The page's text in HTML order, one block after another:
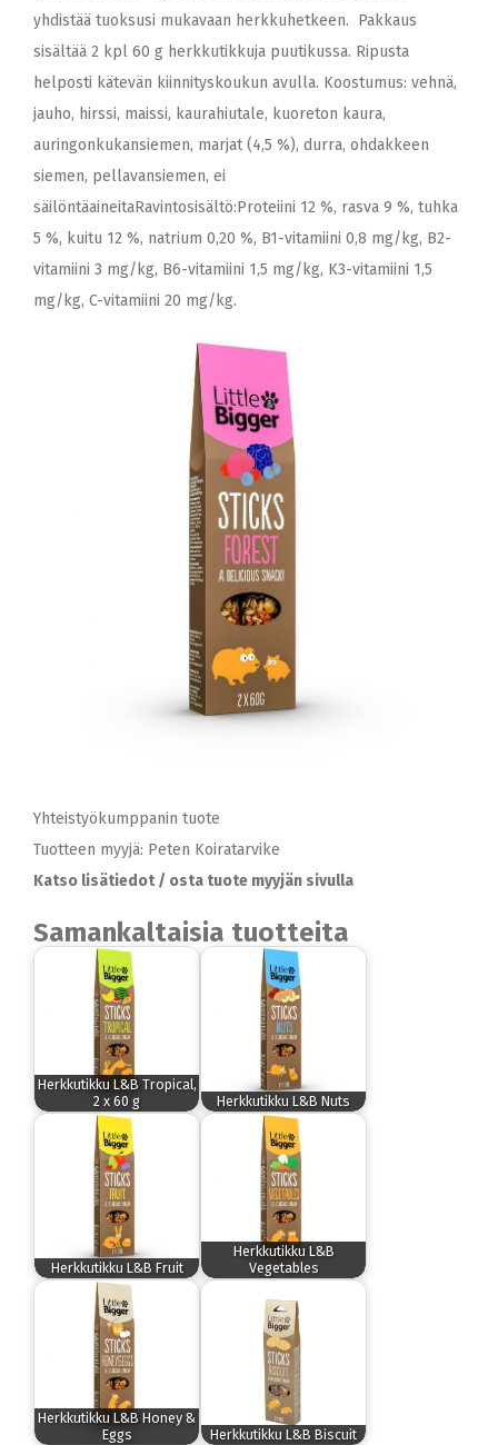
yhdistää tuoksusi mukavaan herkkuhetkeen. Pakkaus
sisältää 2 kpl 60 g herkkutikkuja puutikussa. Ripusta
helposti kätevän kiinnityskoukun avulla. Koostumus: vehnä,
jauho, hirssi, maissi, kaurahiutale, kuoreton kaura,
auringonkukansiemen, marjat (4,5 %), durra, ohdakkeen
siemen, pellavansiemen, ei
säilöntäaineitaRavintosisältö:Proteiini 12 %, rasva 9 %, tuhka
5 %, kuitu 12 %, natrium 0,20 %, B1-vitamiini 0,8 mg/kg, B2-
vitamiini 3 mg/kg, B6-vitamiini 1,5 mg/kg, K3-vitamiini 1,5
mg/kg, C-vitamiini 20 mg/kg.
Yhteistyökumppanin tuote
Tuotteen myyjä: Peten Koiratarvike
Katso lisätiedot / osta tuote myyjän sivulla
Samankaltaisia tuotteita
Herkkutikku L&B Tropical,
2 x 60 g
Herkkutikku L&B Nuts
Herkkutikku L&B Fruit
Herkkutikku L&B
Vegetables
Herkkutikku L&B Honey &
Eggs
Herkkutikku L&B Biscuit